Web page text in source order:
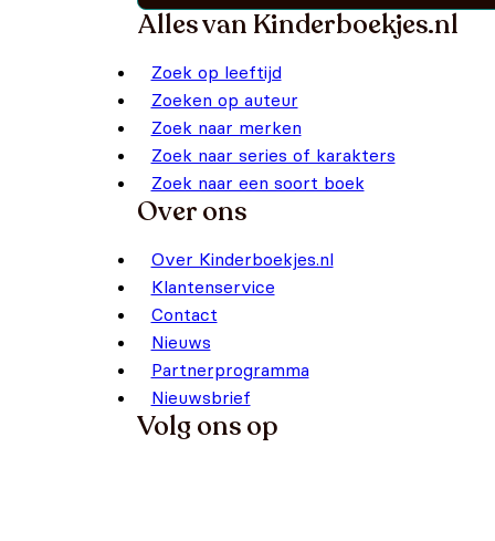
Alles van Kinderboekjes.nl
Zoek op leeftijd
Zoeken op auteur
Zoek naar merken
Zoek naar series of karakters
Zoek naar een soort boek
Over ons
Over Kinderboekjes.nl
Klantenservice
Contact
Nieuws
Partnerprogramma
Nieuwsbrief
Volg ons op